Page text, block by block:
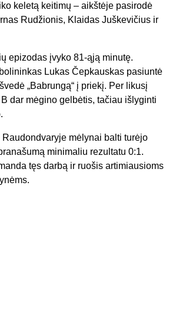
keletą keitimų – aikštėje pasirodė
Rudžionis, Klaidas Juškevičius ir
epizodas įvyko 81-ąją minutę.
Lukas Čepkauskas pasiuntė
„Babrungą“ į priekį. Per likusį
B dar mėgino gelbėtis, tačiau išlyginti
mėlynai balti turėjo
minimaliu rezultatu 0:1.
tęs darbą ir ruošis artimiausioms